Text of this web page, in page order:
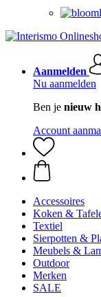
Aanmelden
Nu aanmelden
Ben je nieuw
Account
Accessoires
Koken &
Textiel
Sierpotten &
Meubels &
Outdoor
Merken
SALE